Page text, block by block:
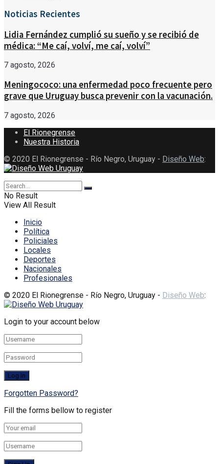
Noticias Recientes
Lidia Fernández cumplió su sueño y se recibió de
médica: “Me caí, volví, me caí, volví”
7 agosto, 2026
Meningococo: una enfermedad poco frecuente pero
grave que Uruguay busca prevenir con la vacunación.
7 agosto, 2026
El Rionegrense
Nuestra Historia
© 2020 El Rionegrense - Río Negro, Uruguay - Diseño Web:
No Result
View All Result
Inicio
Política
Policiales
Locales
Deportes
Nacionales
Profesionales
© 2020 El Rionegrense - Río Negro, Uruguay - Diseño Web:
Login to your account below
Forgotten Password?
Fill the forms bellow to register